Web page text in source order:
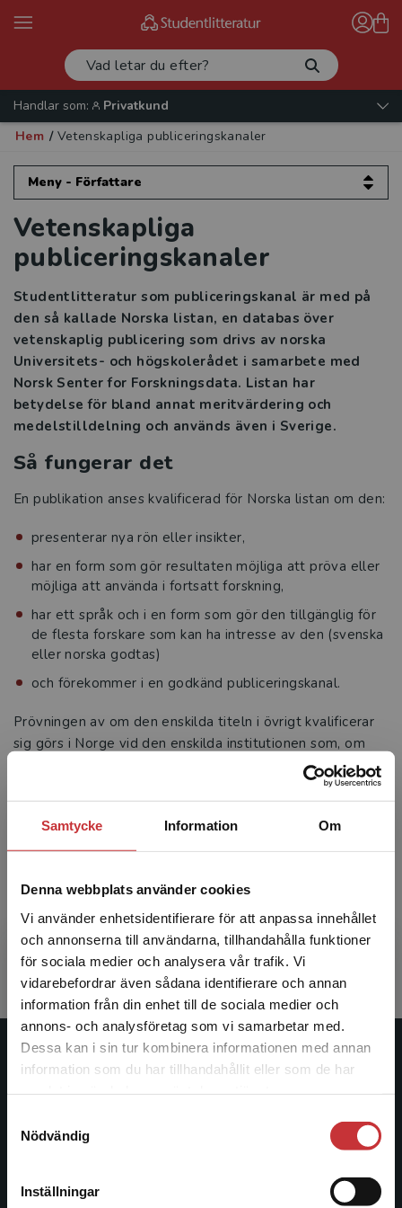
Samtycke Information Om
Denna webbplats använder cookies
Vi använder enhetsidentifierare för att anpassa innehållet
och annonserna till användarna, tillhandahålla funktioner
för sociala medier och analysera vår trafik. Vi
vidarebefordrar även sådana identifierare och annan
information från din enhet till de sociala medier och
annons- och analysföretag som vi samarbetar med.
Dessa kan i sin tur kombinera informationen med annan
information som du har tillhandahållit eller som de har
Nödvändig
Inställningar
Begränsad fraktregion
Det verkar som att du besöker
studentlitteratur.se via en enhet utanför Sverige.
Vi erbjuder inte leveranser utanför Sverige. För
att kunna slutföra ett köp måste
Handlar som:
Privatkund
Hem / Vetenskapliga publiceringskanaler
Meny - Författare
Författare
Författare berättar
Avtal och rättigheter
Vetenskapliga publiceringskanaler
Marknadsföring
För våra författare
Vetenskapliga
publiceringskanaler
Studentlitteratur som publiceringskanal är med på
den så kallade Norska listan, en databas över
vetenskaplig publicering som drivs av norska
Universitets- och högskolerådet i samarbete med
Norsk Senter for Forskningsdata. Listan har
betydelse för bland annat meritvärdering och
medelstilldelning och används även i Sverige.
Så fungerar det
En publikation anses kvalificerad för Norska listan om den:
presenterar nya rön eller insikter,
har en form som gör resultaten möjliga att pröva eller
möjliga att använda i fortsatt forskning,
har ett språk och i en form som gör den tillgänglig för
de flesta forskare som kan ha intresse av den (svenska
eller norska godtas)
och förekommer i en godkänd publiceringskanal.
Prövningen av om den enskilda titeln i övrigt kvalificerar
sig görs i Norge vid den enskilda institutionen som, om
den finner att titeln når upp till kraven, lägger in titeln i
databasen CRIStin. När svenska lärosäten använder
prövningen av den enskilda titeln enligt respektive
lärosätes eller institutions egna rutiner. I Sverige pågår
Undrar du över något?
Om du har frågor om Norska listan, kontakta gärna någon
av våraförläggare eller vår bolagsjuristJerker Fransson
Studentlitteratur
ledande utbildningsförlag. Med läromedel, kurslitteratur,
facklitteratur, utbildningar och digitala
längs hela kunskapsresan.